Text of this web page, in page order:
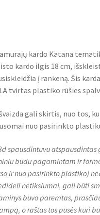
kardo Katana
kardo ilgis 18 cm,
į rankeną. Šis
tvirtas plastiko rūšies
gali skirtis, nuo tos,
nuo pasirinkto
spausdintuvu
būdu pagamintam ir
ir nuo pasirinkto plastiko)
netikslumai, gali būti
buvo paremtas,
o raštas tos pusės kuri